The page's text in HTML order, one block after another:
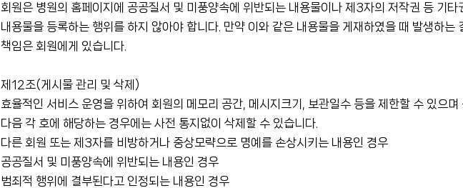
회원은 병원의 홈페이지에 공공질서 및 미풍양속에 위반되는 내용물이나 제3자의 저작권 등 기타
내용물을 등록하는 행위를 하지 않아야 합니다. 만약 이와 같은 내용물을 게재하였을 때 발생하는
책임은 회원에게 있습니다.
제12조(게시물 관리 및 삭제)
효율적인 서비스 운영을 위하여 회원의 메모리 공간, 메시지크기, 보관일수 등을 제한할 수 있으며
다음 각 호에 해당하는 경우에는 사전 통지없이 삭제할 수 있습니다.
다른 회원 또는 제3자를 비방하거나 중상모략으로 명예를 손상시키는 내용인 경우
공공질서 및 미풍양속에 위반되는 내용인 경우
범죄적 행위에 결부된다고 인정되는 내용인 경우